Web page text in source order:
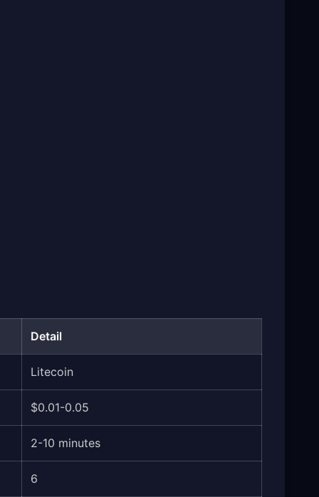
Detail
Litecoin
$0.01-0.05
2-10 minutes
6